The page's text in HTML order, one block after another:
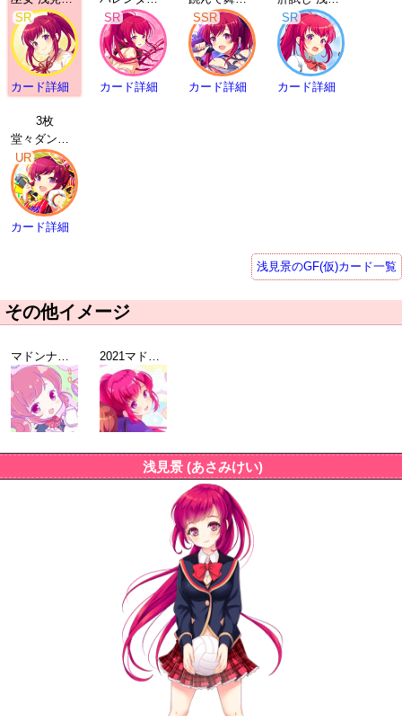
SR
カード詳細
SR
カード詳細
SSR
カード詳細
SR
カード詳細
3枚
堂々ダンシング 浅見景 | UR
UR
カード詳細
浅見景のGF(仮)カード一覧
その他イメージ
マドンナ選抜総選挙2019 TOP10ガールオリジナル壁紙 2021マドンナ選抜総選挙記念壁紙
浅見景 (あさみけい)